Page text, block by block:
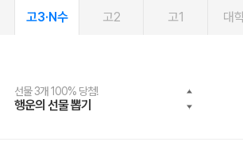
고3·N수 고2 고1 대
선물 3개 100% 당첨!
행운의 선물 뽑기
선물 100% 증정!
메가스터디 X 올리브
여름방학 스터디 캐시백
메가런 썸머스쿨
2027 러셀 단과
강사 공개선발
스마트러닝앱
설문 EVENT
메가패스
3일 무료 체험권
메가패스 수강생 무료혜택!
메가클럽 멤버십
사회공헌 캠페인
희망이룸 메가나눔